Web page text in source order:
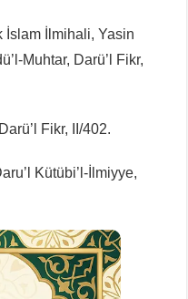
İslam İlmihali, Yasin
Muhtar, Darü’l Fikr,
Fikr, II/402.
Kütübi’l-İlmiyye,